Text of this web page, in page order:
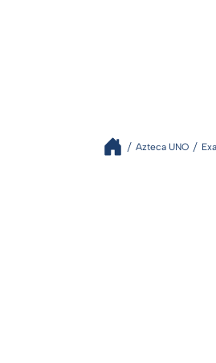
Azteca UNO